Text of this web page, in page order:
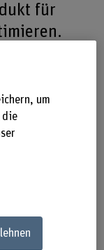
für
um
die